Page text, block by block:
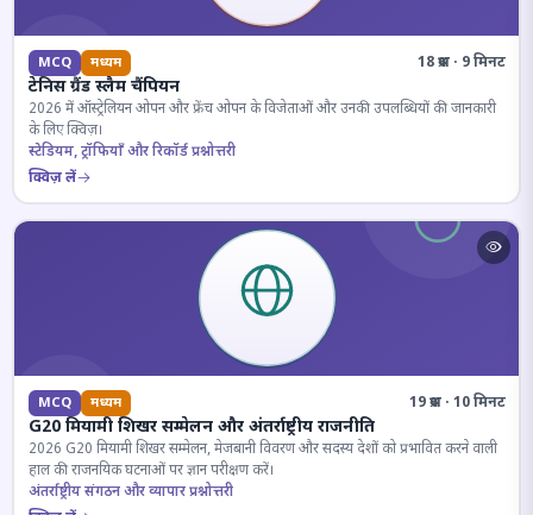
MCQ मध्यम 18 प्रश्न · 9 मिनट
टेनिस ग्रैंड स्लैम चैंपियन
2026 में ऑस्ट्रेलियन ओपन और फ्रेंच ओपन के विजेताओं और उनकी उपलब्धियों की जानकारी
के लिए क्विज़।
स्टेडियम, ट्रॉफियाँ और रिकॉर्ड प्रश्नोत्तरी
क्विज़ लें
MCQ मध्यम 19 प्रश्न · 10 मिनट
G20 मियामी शिखर सम्मेलन और अंतर्राष्ट्रीय राजनीति
2026 G20 मियामी शिखर सम्मेलन, मेजबानी विवरण और सदस्य देशों को प्रभावित करने वाली
हाल की राजनयिक घटनाओं पर ज्ञान परीक्षण करें।
अंतर्राष्ट्रीय संगठन और व्यापार प्रश्नोत्तरी